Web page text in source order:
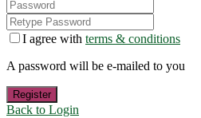
I agree with terms & conditions
A password will be e-mailed to you
Register
Back to Login